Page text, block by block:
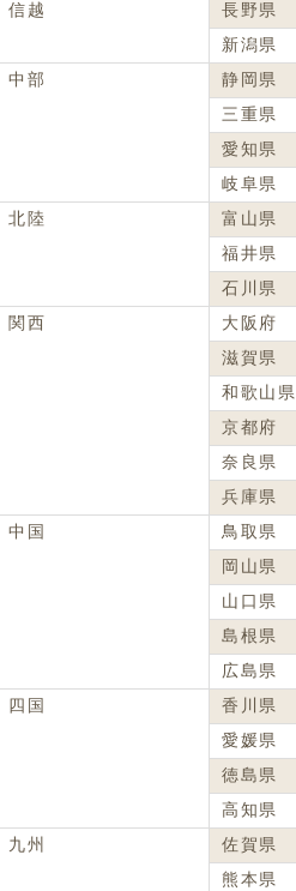
信越
長野県
新潟県
中部
静岡県
三重県
愛知県
岐阜県
北陸
富山県
福井県
石川県
関西
大阪府
滋賀県
和歌山県
京都府
奈良県
兵庫県
中国
鳥取県
岡山県
山口県
島根県
広島県
四国
香川県
愛媛県
徳島県
高知県
九州
佐賀県
熊本県